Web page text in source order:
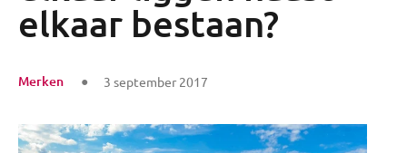
elkaar bestaan?
Merken 3 september 2017